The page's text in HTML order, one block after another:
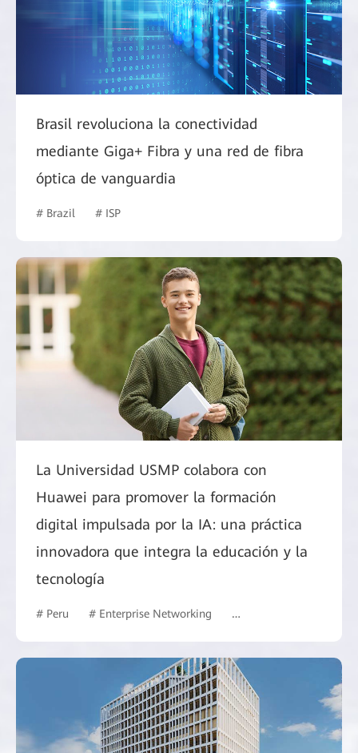
Brasil revoluciona la conectividad
mediante Giga+ Fibra y una red de fibra
óptica de vanguardia
# Brazil # ISP
La Universidad USMP colabora con
Huawei para promover la formación
digital impulsada por la IA: una práctica
innovadora que integra la educación y la
tecnología
# Peru # Enterprise Networking # Commercial Market